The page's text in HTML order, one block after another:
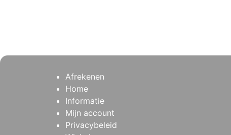
Afrekenen
Home
Informatie
Mijn account
Privacybeleid